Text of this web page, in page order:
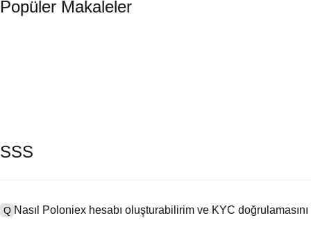
Popüler Makaleler
SSS
Q Nasıl Poloniex hesabı oluşturabilirim ve KYC